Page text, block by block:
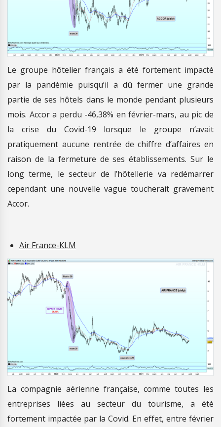
Le groupe hôtelier français a été fortement impacté
par la pandémie puisqu’il a dû fermer une grande
partie de ses hôtels dans le monde pendant plusieurs
mois. Accor a perdu -46,38% en février-mars, au pic de
la crise du Covid-19 lorsque le groupe n’avait
pratiquement aucune rentrée de chiffre d’affaires en
raison de la fermeture de ses établissements. Sur le
long terme, le secteur de l’hôtellerie va redémarrer
cependant une nouvelle vague toucherait gravement
Accor.
Air France-KLM
La compagnie aérienne française, comme toutes les
entreprises liées au secteur du tourisme, a été
fortement impactée par la Covid. En effet, entre février